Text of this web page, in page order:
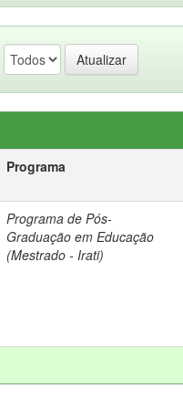
Programa
Programa de Pós-
Graduação em Educação
(Mestrado - Irati)